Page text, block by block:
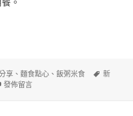
種類選擇多的平價小吃
享 、麵食點心 、飯粥米食
標
新
在〈[新竹]科學園小吃 餐點種類選擇多
發佈留言